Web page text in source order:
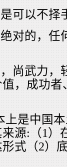
可以不择
对的，任
尚武力，
，成功
上是中国
源:（1）
式（2）